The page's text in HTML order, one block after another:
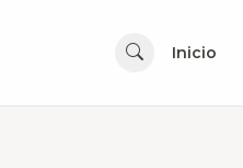
Inicio